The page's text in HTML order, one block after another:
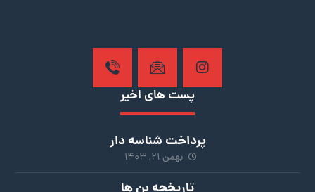
پست های اخیر
پرداخت شناسه دار
بهمن ۲۱, ۱۴۰۳